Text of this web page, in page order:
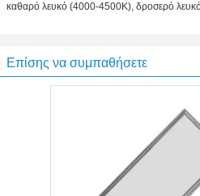
καθαρό λευκό (4000-4500K), δροσερό
Επίσης να συμπαθήσετε